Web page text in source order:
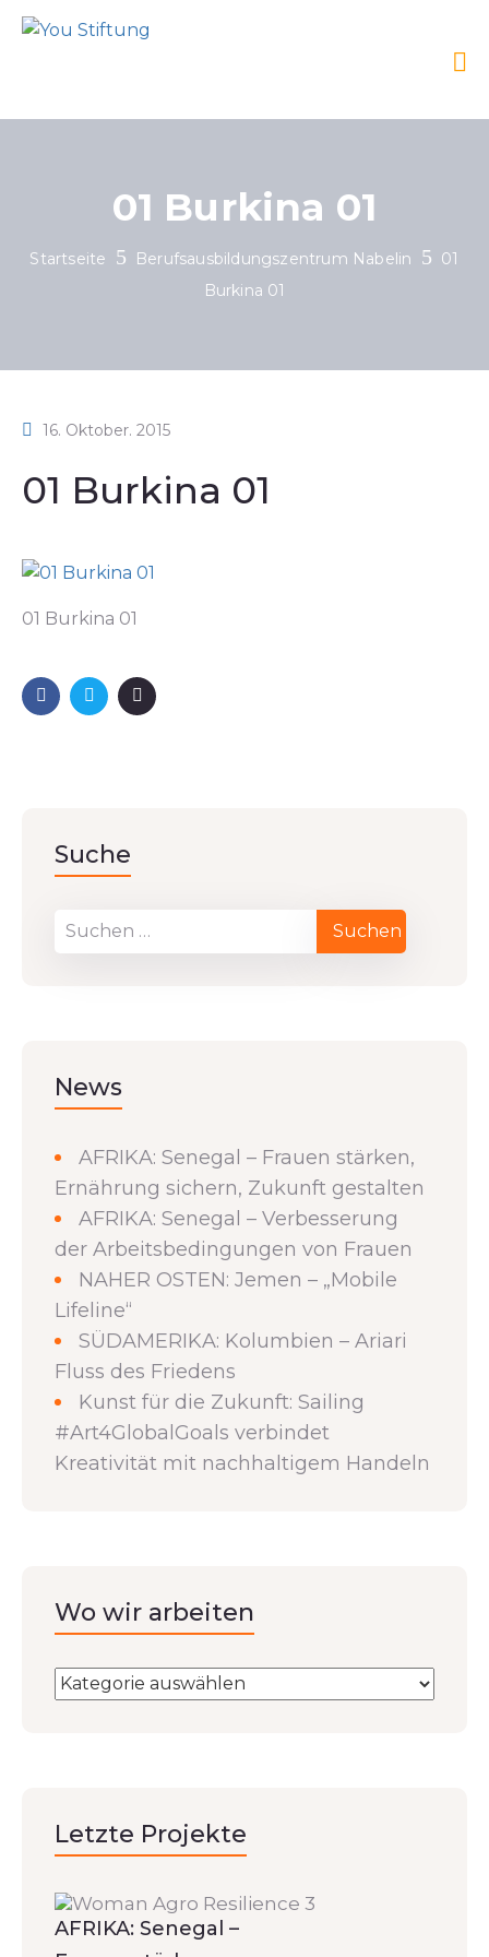
01 Burkina 01
Startseite Berufsausbildungszentrum Nabelin
01
Burkina 01
16. Oktober. 2015
01 Burkina 01
01 Burkina 01
Suche
News
AFRIKA: Senegal – Frauen stärken,
Ernährung sichern, Zukunft gestalten
AFRIKA: Senegal – Verbesserung
der Arbeitsbedingungen von Frauen
NAHER OSTEN: Jemen – „Mobile
Lifeline“
SÜDAMERIKA: Kolumbien – Ariari
Fluss des Friedens
Kunst für die Zukunft: Sailing
#Art4GlobalGoals verbindet
Kreativität mit nachhaltigem Handeln
Wo wir arbeiten
Letzte Projekte
AFRIKA: Senegal –